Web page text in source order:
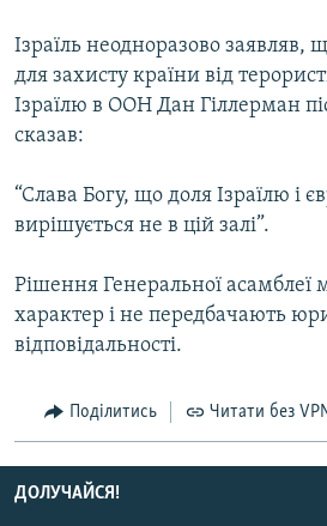
Ізраїль неодноразово заявляв,
для захисту країни від
Ізраїлю в ООН Дан Гіллерман
сказав:
“Слава Богу, що доля Ізраїлю і
вирішується не в цій залі”.
Рішення Генеральної
характер і не передбачають
відповідальності.
Поділитись Читати без
ДОЛУЧАЙСЯ!